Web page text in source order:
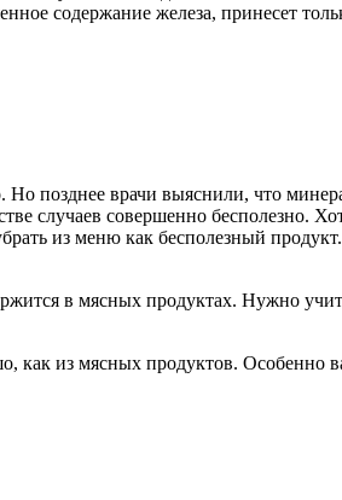
содержание железа, принесет
позднее врачи выяснили, что
случаев совершенно бесполезно.
из меню как бесполезный
в мясных продуктах. Нужно
как из мясных продуктов. Особенно